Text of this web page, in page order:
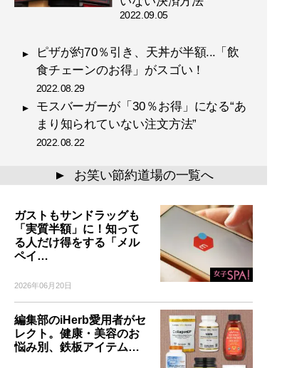
2022.09.05
ピザが約70％引き、天丼が半額...「飲
食チェーンのお得」がスゴい！
2022.08.29
モスバーガーが「30％お得」になる“あ
まり知られていない注文方法”
2022.08.22
▲ お笑い節約道場の一覧へ
ガストもサンドラッグも
「実質半額」に！知って
る人だけ得をする「メル
ペイ…
2026年06月20日
編集部のiHerb愛用者がセ
レクト。健康・美容のお
悩み別、鉄板アイテム…